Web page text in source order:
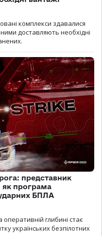
комплекси здавалися
доставляють необхідні
представник
як програма
БПЛА
глибині стає
українських безпілотних